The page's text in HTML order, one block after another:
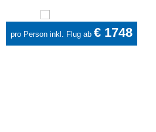
pro Person inkl. Flug ab € 1748